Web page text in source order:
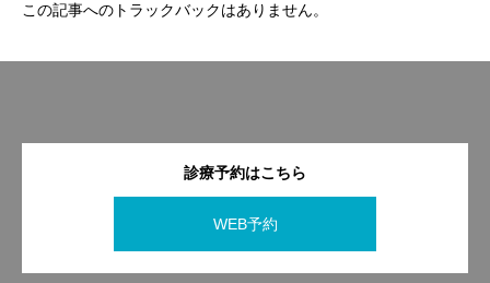
この記事へのトラックバックはありません。
診療予約はこちら
WEB予約